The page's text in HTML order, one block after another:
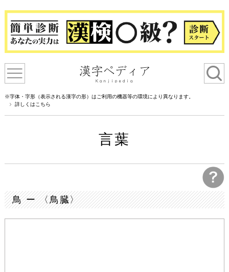
※字体・字形（表示される漢字の形）はご利用の機器等の環境により異なります。
詳しくはこちら
言葉
鳥 ー 〈鳥臓〉